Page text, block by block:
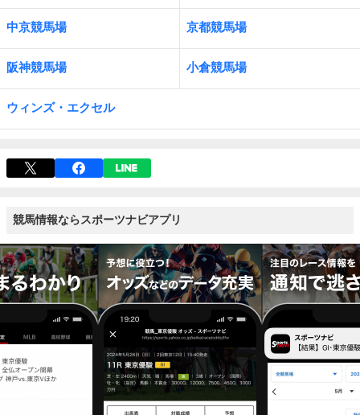
中京競馬場 京都競馬場
阪神競馬場 小倉競馬場
ウィンズ・エクセル
競馬情報ならスポーツナビアプリ